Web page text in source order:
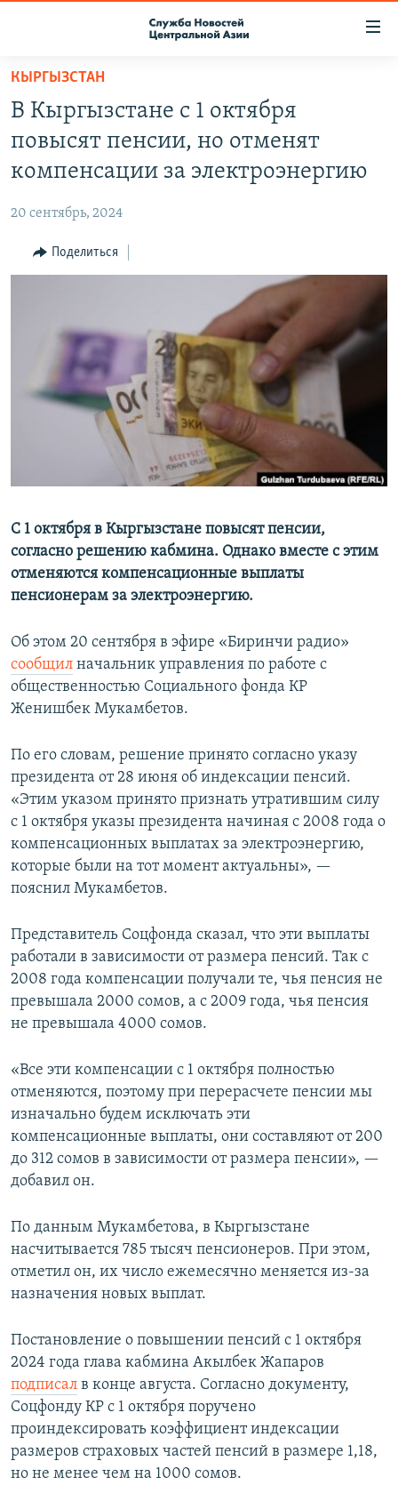
Вернуться
основному
содержанию
главной
навигации
Вернутся
ПОДПИСКА
НАСТОЯЩЕЕ ВРЕМЯ
МИГРАНТ МЕДИА
КЫРГЫЗСТАН
В Кыргызстане с 1 октября
повысят пенсии, но отменят
компенсации за электроэнергию
20 сентябрь, 2024
Поделиться
С 1 октября в Кыргызстане повысят пенсии,
согласно решению кабмина. Однако вместе с этим
отменяются компенсационные выплаты
пенсионерам за электроэнергию.
Об этом 20 сентября в эфире «Биринчи радио»
сообщил начальник управления по работе с
общественностью Социального фонда КР
Женишбек Мукамбетов.
По его словам, решение принято согласно указу
президента от 28 июня об индексации пенсий.
«Этим указом принято признать утратившим силу
с 1 октября указы президента начиная с 2008 года о
компенсационных выплатах за электроэнергию,
которые были на тот момент актуальны», —
пояснил Мукамбетов.
Представитель Соцфонда сказал, что эти выплаты
работали в зависимости от размера пенсий. Так с
2008 года компенсации получали те, чья пенсия не
превышала 2000 сомов, а с 2009 года, чья пенсия
не превышала 4000 сомов.
«Все эти компенсации с 1 октября полностью
отменяются, поэтому при перерасчете пенсии мы
изначально будем исключать эти
компенсационные выплаты, они составляют от 200
до 312 сомов в зависимости от размера пенсии», —
добавил он.
По данным Мукамбетова, в Кыргызстане
насчитывается 785 тысяч пенсионеров. При этом,
отметил он, их число ежемесячно меняется из-за
назначения новых выплат.
Постановление о повышении пенсий с 1 октября
2024 года глава кабмина Акылбек Жапаров
подписал в конце августа. Согласно документу,
Соцфонду КР с 1 октября поручено
проиндексировать коэффициент индексации
размеров страховых частей пенсий в размере 1,18,
но не менее чем на 1000 сомов.